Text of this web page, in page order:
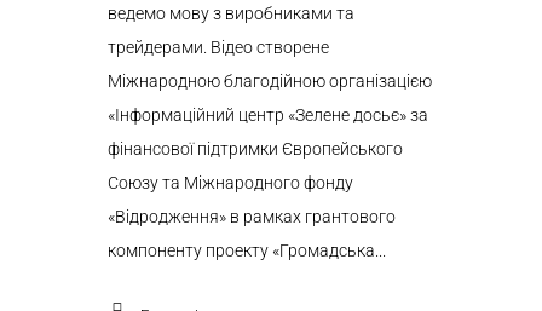
ведемо мову з виробниками та
трейдерами. Відео створене
Міжнародною благодійною організацією
«Інформаційний центр «Зелене досьє» за
фінансової підтримки Європейського
Союзу та Міжнародного фонду
«Відродження» в рамках грантового
компоненту проекту «Громадська...